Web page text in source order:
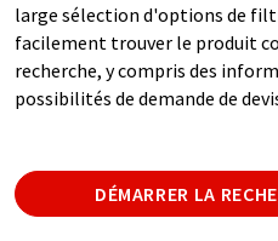
large sélection d'options de
facilement trouver le produit
recherche, y compris des
possibilités de demande de
DÉMARRER LA